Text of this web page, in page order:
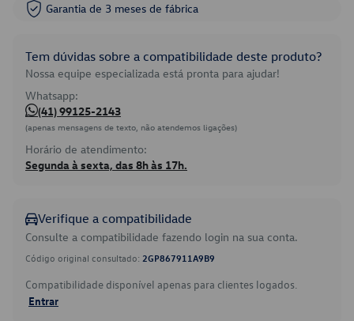
Garantia de 3 meses de fábrica
Tem dúvidas sobre a compatibilidade deste produto?
Nossa equipe especializada está pronta para ajudar!
Whatsapp:
(41) 99125-2143
(apenas mensagens de texto, não atendemos ligações)
Horário de atendimento:
Segunda à sexta, das 8h às 17h.
Verifique a compatibilidade
Consulte a compatibilidade fazendo login na sua conta.
Código original consultado: 2GP867911A9B9
Compatibilidade disponível apenas para clientes logados.
Entrar